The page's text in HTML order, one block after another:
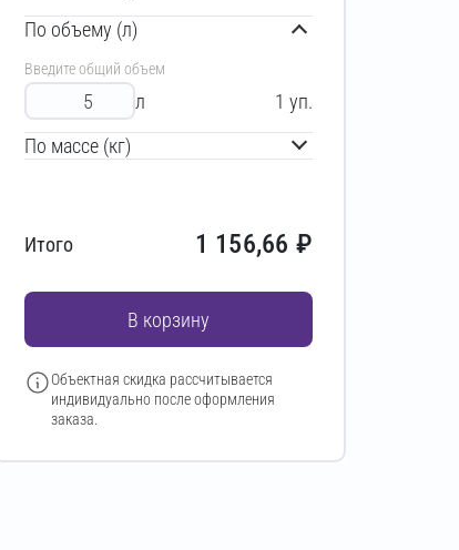
По объему (л)
Введите общий объем
л 1 уп.
По массе (кг)
Итого 1 156,66 ₽
В корзину
Объектная скидка рассчитывается
индивидуально после оформления
заказа.